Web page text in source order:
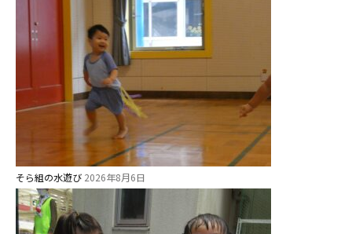
そら組の水遊び 2026年8月6日